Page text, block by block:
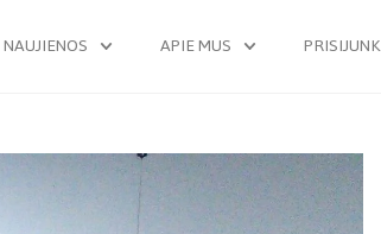
NAUJIENOS APIE MUS PRISIJUNK